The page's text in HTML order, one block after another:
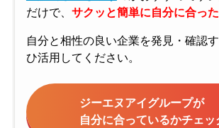
だけで、 サクッと簡単に自分に合っ
自分と相性の良い企業を発見・確認
ひ活用してください。
ジーエヌアイグループが
自分に合っているかチェッ